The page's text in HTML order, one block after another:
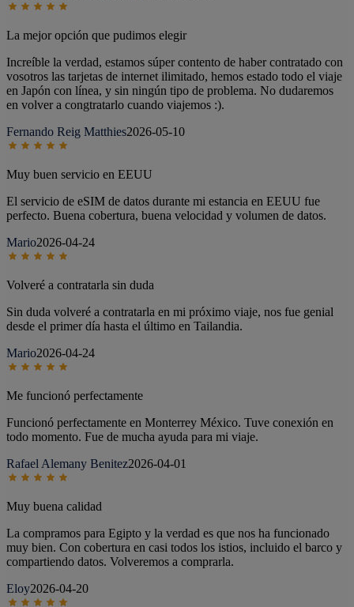
La mejor opción que pudimos elegir
Increíble la verdad, estamos súper contento de haber contratado con
vosotros las tarjetas de internet ilimitado, hemos estado todo el viaje
en Japón con línea, y sin ningún tipo de problema. No dudaremos
en volver a congtratarlo cuando viajemos :).
Fernando Reig Matthies2026-05-10
Muy buen servicio en EEUU
El servicio de eSIM de datos durante mi estancia en EEUU fue
perfecto. Buena cobertura, buena velocidad y volumen de datos.
Mario2026-04-24
Volveré a contratarla sin duda
Sin duda volveré a contratarla en mi próximo viaje, nos fue genial
desde el primer día hasta el último en Tailandia.
Mario2026-04-24
Me funcionó perfectamente
Funcionó perfectamente en Monterrey México. Tuve conexión en
todo momento. Fue de mucha ayuda para mi viaje.
Rafael Alemany Benitez2026-04-01
Muy buena calidad
La compramos para Egipto y la verdad es que nos ha funcionado
muy bien. Con cobertura en casi todos los istios, incluido el barco y
compartiendo datos. Volveremos a comprarla.
Eloy2026-04-20